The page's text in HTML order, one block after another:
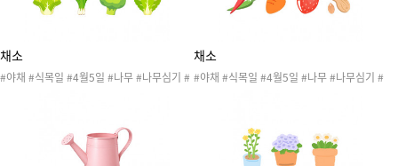
#가지 #감자 #강낭콩 #고구마 #고추 #당근
#딸기 #땅콩
채소
#야채 #식목일 #4월5일 #나무 #나무심기 #
#식목일도안 #식목일활동 #원예활동 #텃밭
활동 #무 #방울토마토 #배추 #버섯 #봄동 #
부추 #브로콜리 #상추
채소
#야채 #식목일 #4월5일 #나무 #나무심기 #
#식목일도안 #식목일활동 #원예활동 #텃밭
활동 #가지 #감자 #강낭콩 #고구마 #고추 #
당근 #딸기 #땅콩